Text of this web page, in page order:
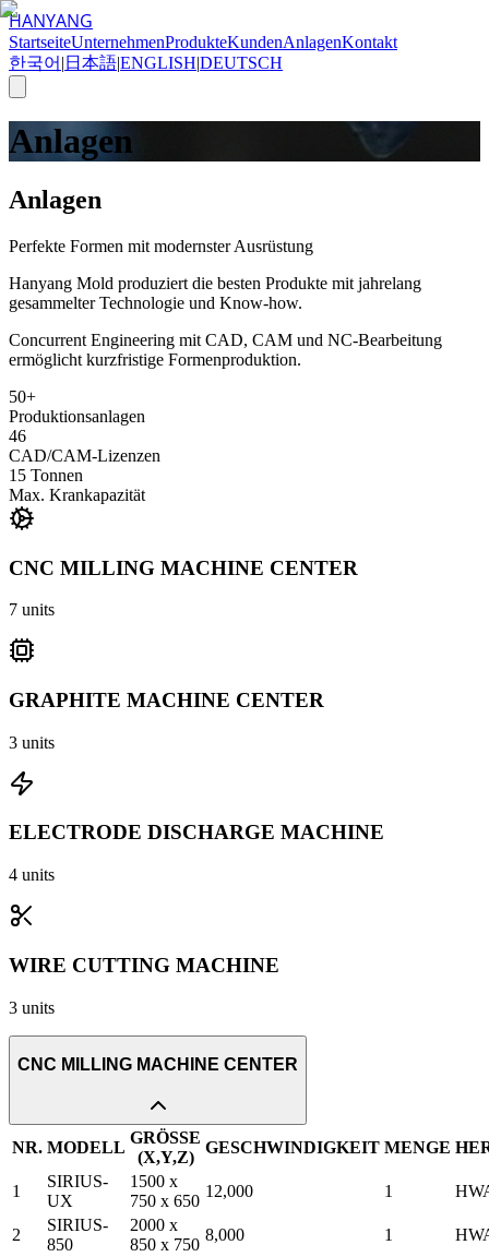
HANYANG
StartseiteUnternehmenProdukteKundenAnlagenKontakt
한국어 | 日本語|ENGLISH|DEUTSCH
Anlagen
Anlagen
Perfekte Formen mit modernster Ausrüstung
Hanyang Mold produziert die besten Produkte mit jahrelang
gesammelter Technologie und Know-how.
Concurrent Engineering mit CAD, CAM und NC-Bearbeitung
ermöglicht kurzfristige Formenproduktion.
50+
Produktionsanlagen
46
CAD/CAM-Lizenzen
15 Tonnen
Max. Krankapazität
CNC MILLING MACHINE CENTER
7 units
GRAPHITE MACHINE CENTER
3 units
ELECTRODE DISCHARGE MACHINE
4 units
WIRE CUTTING MACHINE
3 units
CNC MILLING MACHINE CENTER
NR. MODELL
GRÖSSE
(X,Y,Z)
GESCHWINDIGKEIT MENGE
1
SIRIUS-
UX
1500 x
750 x 650
12,000 1
2
SIRIUS-
850
2000 x
850 x 750
8,000 1